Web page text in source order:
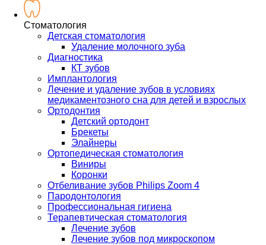
Стоматология
Детская стоматология
Удаление молочного зуба
Диагностика
КТ зубов
Имплантология
Лечение и удаление зубов в условиях
медикаментозного сна для детей и взрослых
Ортодонтия
Детский ортодонт
Брекеты
Элайнеры
Ортопедическая стоматология
Виниры
Коронки
Отбеливание зубов Philips Zoom 4
Пародонтология
Профессиональная гигиена
Терапевтическая стоматология
Лечение зубов
Лечение зубов под микроскопом